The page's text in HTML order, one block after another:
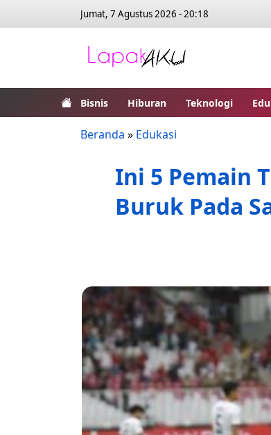
Jumat, 7 Agustus 2026 - 20:18
Bisnis Hiburan Teknologi
Beranda » Edukasi
Ini 5 Pemain
Buruk Pada